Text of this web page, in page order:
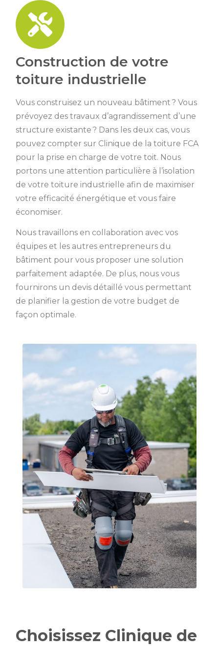
Construction de votre
toiture industrielle
Vous construisez un nouveau bâtiment ? Vous
prévoyez des travaux d’agrandissement d’une
structure existante ? Dans les deux cas, vous
pouvez compter sur Clinique de la toiture FCA
pour la prise en charge de votre toit. Nous
portons une attention particulière à l’isolation
de votre toiture industrielle afin de maximiser
votre efficacité énergétique et vous faire
économiser.
Nous travaillons en collaboration avec vos
équipes et les autres entrepreneurs du
bâtiment pour vous proposer une solution
parfaitement adaptée. De plus, nous vous
fournirons un devis détaillé vous permettant
de planifier la gestion de votre budget de
façon optimale.
Choisissez Clinique de